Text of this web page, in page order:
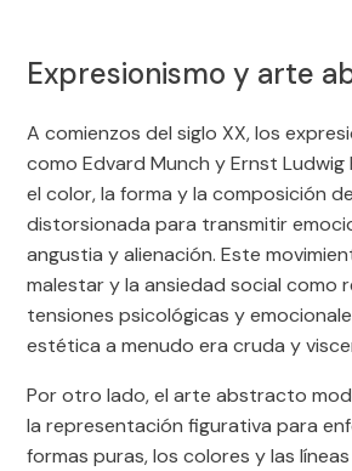
Expresionismo y arte
A comienzos del siglo XX, los
como Edvard Munch y Ernst Ludwig
el color, la forma y la composición
distorsionada para transmitir
angustia y alienación. Este
malestar y la ansiedad social como
tensiones psicológicas y
estética a menudo era cruda y
Por otro lado, el arte abstracto
la representación figurativa para
formas puras, los colores y las